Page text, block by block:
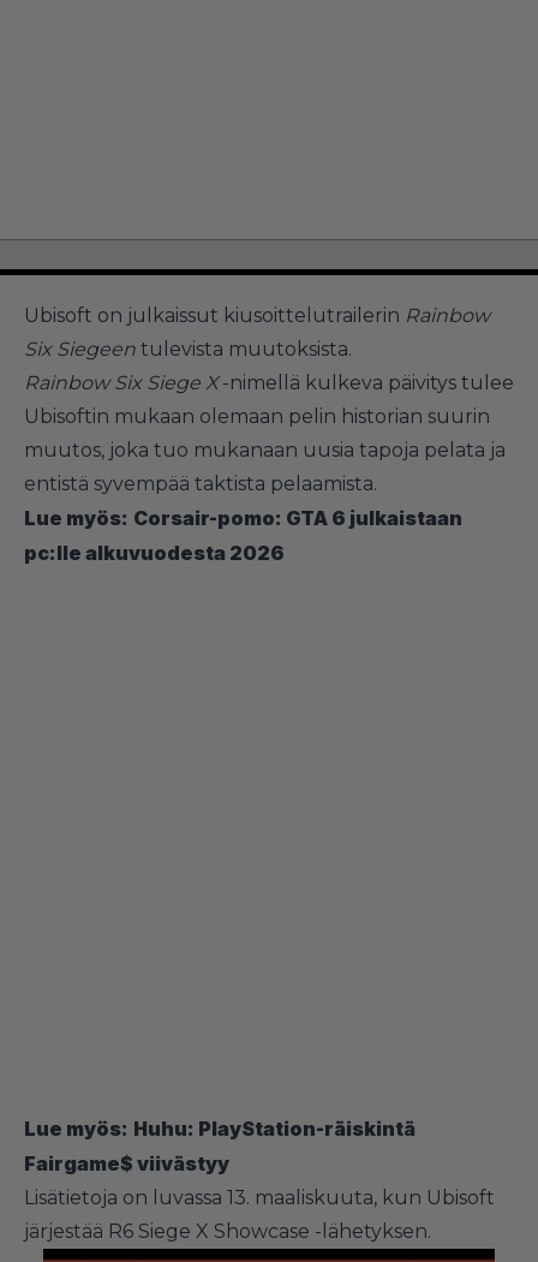
Ubisoft on julkaissut kiusoittelutrailerin Rainbow
Six Siegeen tulevista muutoksista.
Rainbow Six Siege X-nimellä kulkeva päivitys tulee
Ubisoftin mukaan olemaan pelin historian suurin
muutos, joka tuo mukanaan uusia tapoja pelata ja
entistä syvempää taktista pelaamista.
Lue myös: Corsair-pomo: GTA 6 julkaistaan
pc:lle alkuvuodesta 2026
Lue myös: Huhu: PlayStation-räiskintä
Fairgame$ viivästyy
Lisätietoja on luvassa 13. maaliskuuta, kun Ubisoft
järjestää R6 Siege X Showcase -lähetyksen.